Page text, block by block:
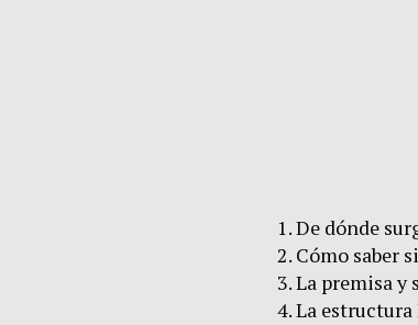
De dónde
Cómo saber
La premisa y
La